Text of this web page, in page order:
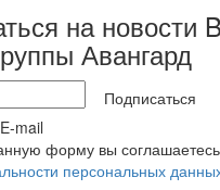
на новости
Авангард
Подписаться
mail
форму вы
персональных